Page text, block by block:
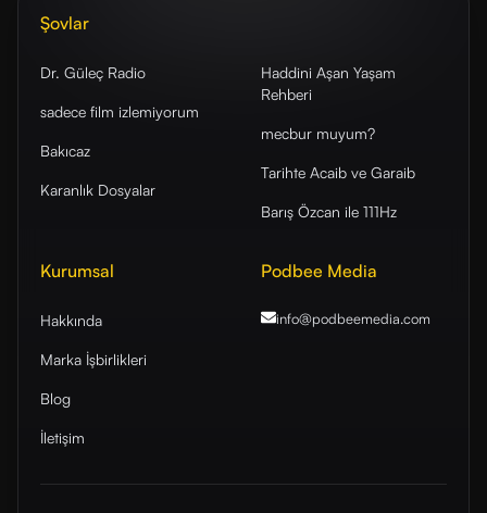
Şovlar
Dr. Güleç Radio
sadece film izlemiyorum
Bakıcaz
Karanlık Dosyalar
Haddini Aşan Yaşam
Rehberi
mecbur muyum?
Tarihte Acaib ve Garaib
Barış Özcan ile 111Hz
Kurumsal
Hakkında
Marka İşbirlikleri
Blog
İletişim
Podbee Media
info@podbeemedia.com